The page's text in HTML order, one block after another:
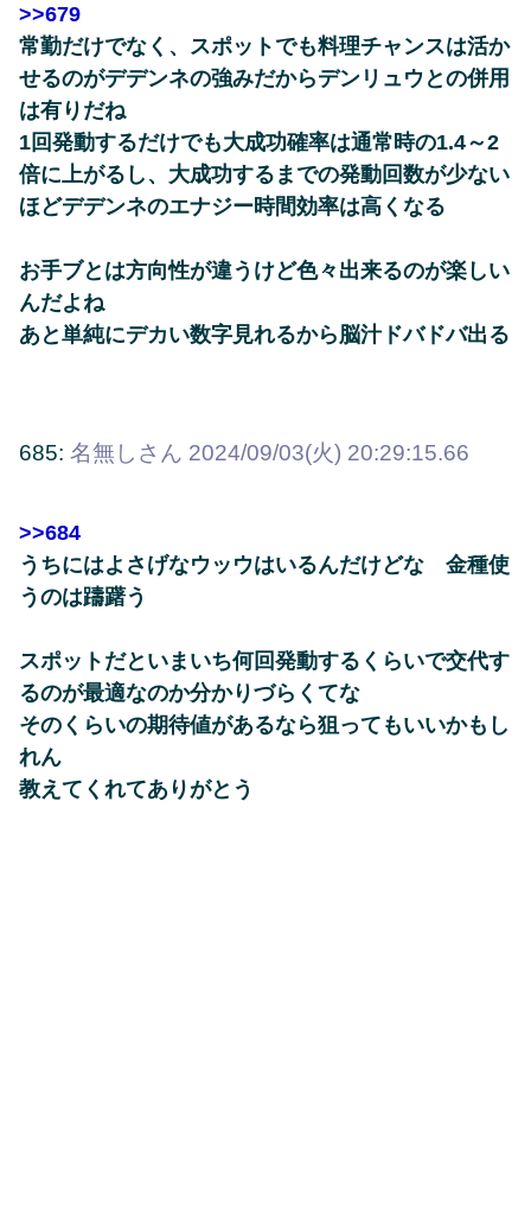
>>679
常勤だけでなく、スポットでも料理チャンスは活か
せるのがデデンネの強みだからデンリュウとの併用
は有りだね
1回発動するだけでも大成功確率は通常時の1.4～2
倍に上がるし、大成功するまでの発動回数が少ない
ほどデデンネのエナジー時間効率は高くなる
お手ブとは方向性が違うけど色々出来るのが楽しい
んだよね
あと単純にデカい数字見れるから脳汁ドバドバ出る
685: 名無しさん 2024/09/03(火) 20:29:15.66
>>684
うちにはよさげなウッウはいるんだけどな 金種使
うのは躊躇う
スポットだといまいち何回発動するくらいで交代す
るのが最適なのか分かりづらくてな
そのくらいの期待値があるなら狙ってもいいかもし
れん
教えてくれてありがとう